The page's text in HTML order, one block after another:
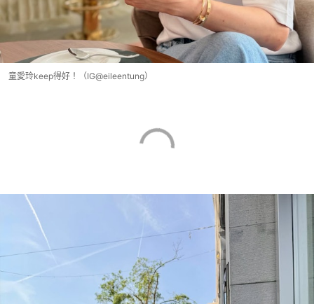
童愛玲keep得好！（IG@eileentung）